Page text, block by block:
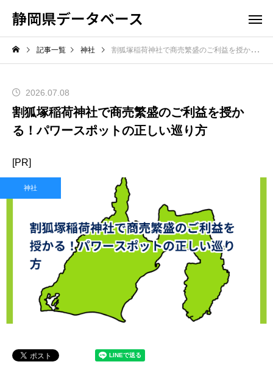
静岡県データベース
記事一覧 神社 割狐塚稲荷神社で商売繁盛のご利益を授かる！パワースポットの正しい巡り方
2026.07.08
割狐塚稲荷神社で商売繁盛のご利益を授か
る！パワースポットの正しい巡り方
[PR]
神社